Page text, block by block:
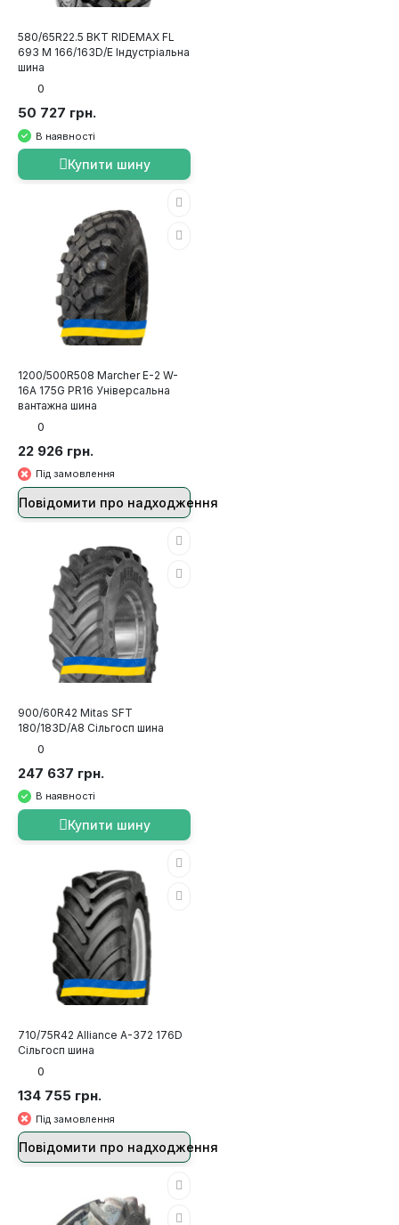
580/65R22.5 BKT RIDEMAX FL
693 M 166/163D/E Індустріальна
шина
0
50 727 грн.
В наявності
Купити шину
1200/500R508 Marcher E-2 W-
16A 175G PR16 Універсальна
вантажна шина
0
22 926 грн.
Під замовлення
Повідомити про надходження
900/60R42 Mitas SFT
180/183D/A8 Сільгосп шина
0
247 637 грн.
В наявності
Купити шину
710/75R42 Alliance А-372 176D
Сільгосп шина
0
134 755 грн.
Під замовлення
Повідомити про надходження